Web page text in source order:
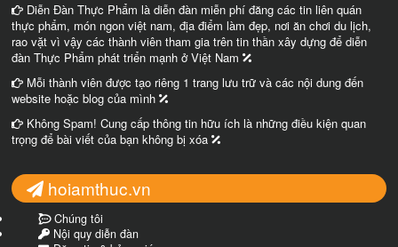
Diễn Đàn Thực Phẩm là diễn đàn miễn phí đăng các tin liên quán
thực phẩm, món ngon việt nam, địa điểm làm đẹp, nơi ăn chơi du lịch,
rao vặt vì vậy các thành viên tham gia trên tin thần xây dựng để diễn
đàn Thực Phẩm phát triển mạnh ở Việt Nam
Mỗi thành viên được tạo riêng 1 trang lưu trữ và các nội dung đến
website hoặc blog của mình
Không Spam! Cung cấp thông tin hữu ích là những điều kiện quan
trọng để bài viết của bạn không bị xóa
hoiamthuc.vn
Chúng tôi
Nội quy diễn đàn